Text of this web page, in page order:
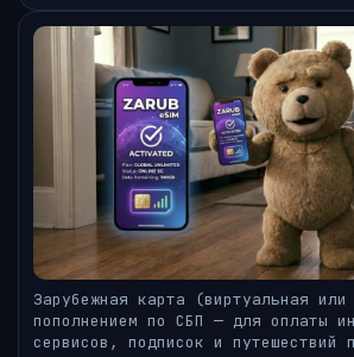
Зарубежная карта (виртуальная
пополнением по СБП — для оплаты
сервисов, подписок и путешествий